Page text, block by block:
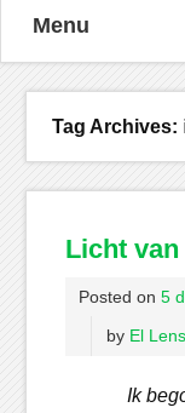
Menu
Tag Archives:
Licht
Posted on 5
by El
Ik